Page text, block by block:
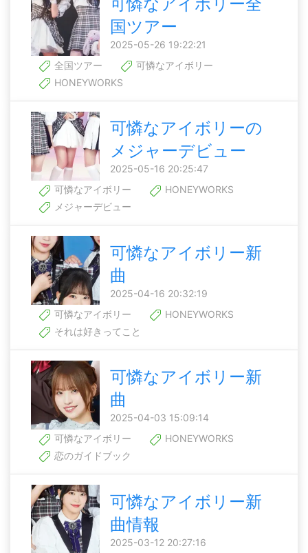
国ツアー
2025-05-26 19:22:21
全国ツアー
可憐なアイボリー
HONEYWORKS
可憐なアイボリーの
メジャーデビュー
2025-05-16 20:25:47
可憐なアイボリー
HONEYWORKS
メジャーデビュー
可憐なアイボリー新
曲
2025-04-16 20:32:19
可憐なアイボリー
HONEYWORKS
それは好きってこと
可憐なアイボリー新
曲
2025-04-03 15:09:14
可憐なアイボリー
HONEYWORKS
恋のガイドブック
可憐なアイボリー新
曲情報
2025-03-12 20:27:16